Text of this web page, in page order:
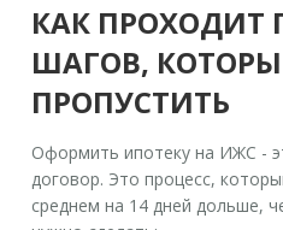
КАК ПРОХОДИТ
ШАГОВ,
ПРОПУСТИТЬ
Оформить ипотеку на ИЖС -
договор. Это процесс,
среднем на 14 дней дольше,